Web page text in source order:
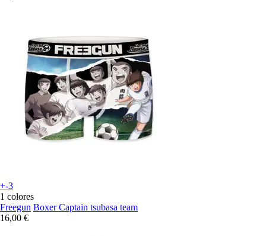
+-3
1 colores
Freegun Boxer Captain tsubasa team
16,00 €